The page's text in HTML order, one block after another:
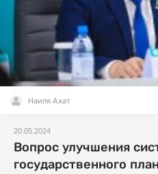
Наиля Ахат
20.05.2024
Вопрос улучшения
государственного